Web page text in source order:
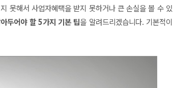
못해서 사업자혜택을 받지 못하거나 큰 손실을 볼 수 있
두어야 할 5가지 기본 팁을 알려드리겠습니다. 기본적이